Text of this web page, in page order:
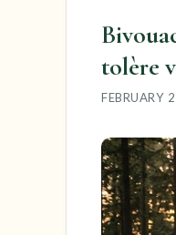
tolère
FEBRUARY